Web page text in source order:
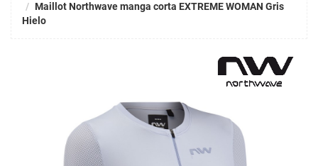
Maillot Northwave manga corta EXTREME WOMAN Gris
Hielo